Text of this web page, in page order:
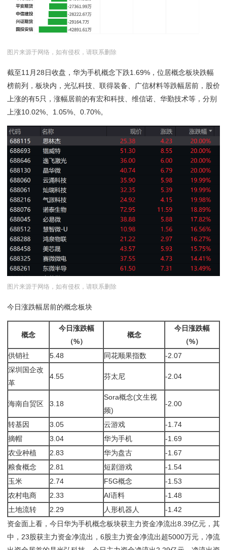
图片来源于网络，如有侵权，请联系删除
截至11月28日收盘，华为手机概念下跌1.69%，位居概念板块跌幅
榜前列，板块内，光弘科技、联得装备、广信材料等跌幅居前，股价
上涨的有5只，涨幅居前的有宏和科技、维信诺、华勤技术等，分别
上涨10.02%、1.05%、0.70%。
图片来源于网络，如有侵权，请联系删除
今日涨跌幅居前的概念板块
概念
今日涨跌幅
（%）
概念
今日涨跌幅
（%）
供销社
5.48 同花顺果指数
-2.07
深圳国企改
革
4.55 芬太尼 -2.04
海南自贸区 3.18
Sora概念(文生视
频)
-2.00
转基因 3.05 云游戏
-1.74
摘帽
3.04 华为手机
-1.69
农业种植
2.83 华为盘古
-1.67
粮食概念
2.81 短剧游戏
-1.54
玉米
2.74 F5G概念
-1.53
农村电商
2.33 AI语料
-1.48
土地流转
2.29 人形机器人
-1.42
资金面上看，今日华为手机概念板块获主力资金净流出8.39亿元，其
中，23股获主力资金净流出，6股主力资金净流出超5000万元，净流